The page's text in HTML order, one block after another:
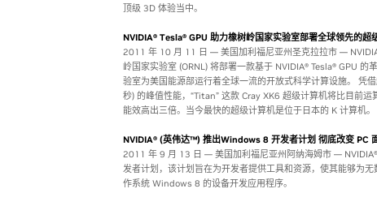
顶级 3D 体验当中。
NVIDIA® Tesla® GPU 助力橡树岭国家实验室部署全球领先的超
2011 年 10 月 11 日 — 美国加利福尼亚州圣克拉拉市 —
岭国家实验室 (ORNL) 将部署一款基于 NVIDIA® Tesla® GPU
验室为美国能源部运行着全球一流的开放式科学计算设施。 凭
秒) 的峰值性能，“Titan” 这款 Cray XK6 超级计算机将比目前运
能效高出三倍。当今最快的超级计算机是位于日本的 K 计算机。
NVIDIA® (英伟达™) 推出Windows 8 开发者计划 彻底改变 PC
2011 年 9 月 13 日 — 美国加利福尼亚州阿纳海姆市 —
发者计划，该计划旨在为开发者提供工具和资源，使其能够为
作系统 Windows 8 的设备开发应用程序。